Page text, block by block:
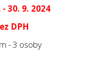
- 30. 9. 2024
DPH
- 3 osoby